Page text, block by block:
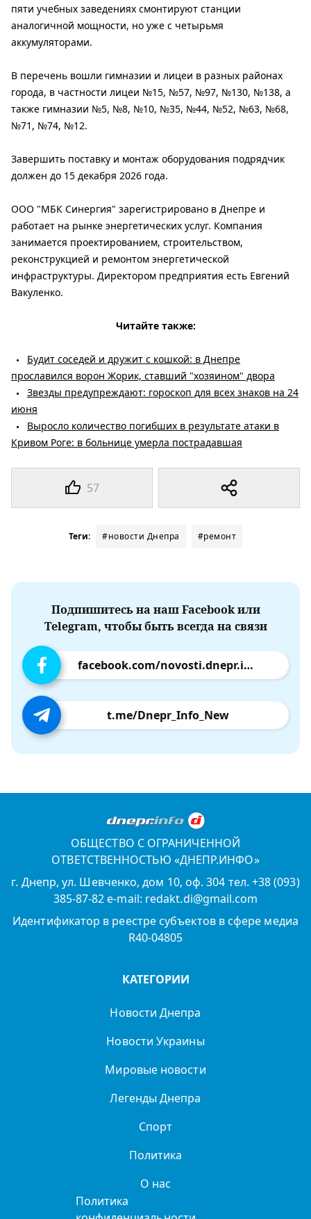
57
пяти учебных заведениях смонтируют станции
аналогичной мощности, но уже с четырьмя
аккумуляторами.
В перечень вошли гимназии и лицеи в разных районах
города, в частности лицеи №15, №57, №97, №130, №138, а
также гимназии №5, №8, №10, №35, №44, №52, №63, №68,
№71, №74, №12.
Завершить поставку и монтаж оборудования подрядчик
должен до 15 декабря 2026 года.
ООО "МБК Синергия" зарегистрировано в Днепре и
работает на рынке энергетических услуг. Компания
занимается проектированием, строительством,
реконструкцией и ремонтом энергетической
инфраструктуры. Директором предприятия есть Евгений
Вакуленко.
Читайте также:
Будит соседей и дружит с кошкой: в Днепре
прославился ворон Жорик, ставший "хозяином" двора
Звезды предупреждают: гороскоп для всех знаков на 24
июня
Выросло количество погибших в результате атаки в
Кривом Роге: в больнице умерла пострадавшая
Теги: #новости Днепра #ремонт
Подпишитесь на наш Facebook или
Telegram, чтобы быть всегда на связи
facebook.com/novosti.dnepr.info
t.me/Dnepr_Info_New
ОБЩЕСТВО С ОГРАНИЧЕННОЙ
ОТВЕТСТВЕННОСТЬЮ «ДНЕПР.ИНФО»
г. Днепр, ул. Шевченко, дом 10, оф. 304 тел. +38 (093)
385-87-82 e-mail: redakt.di@gmail.com
Идентификатор в реестре субъектов в сфере медиа
R40-04805
КАТЕГОРИИ
Новости Днепра
Новости Украины
Мировые новости
Легенды Днепра
Спорт
Политика
О нас
Политика